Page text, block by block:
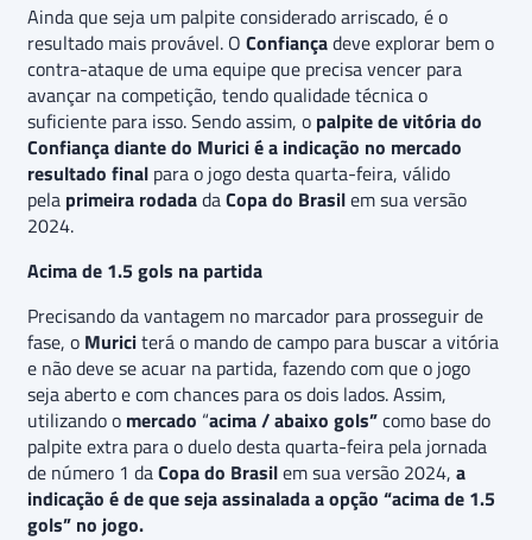
Ainda que seja um palpite considerado arriscado, é o
resultado mais provável. O Confiançadeve explorar bem o
contra-ataque de uma equipe que precisa vencer para
avançar na competição, tendo qualidade técnica o
suficiente para isso. Sendo assim, o palpite de vitória do
Confiançadiante do Murici é a indicação no mercado
resultado final para o jogo desta quarta-feira, válido
pela primeira rodadadaCopa do Brasilem sua versão
2024.
Acima de 1.5 gols na partida
Precisando da vantagem no marcador para prosseguir de
fase, o Muriciterá o mando de campo para buscar a vitória
e não deve se acuar na partida, fazendo com que o jogo
seja aberto e com chances para os dois lados. Assim,
utilizando o mercado “acima / abaixo gols”como base do
palpite extra para o duelo desta quarta-feira pela jornada
de número 1 daCopa do Brasilem sua versão 2024, a
indicação é de que seja assinalada a opção “acima de 1.5
gols” no jogo.